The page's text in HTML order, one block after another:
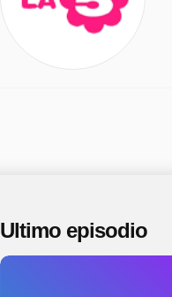
Ultimo episodio